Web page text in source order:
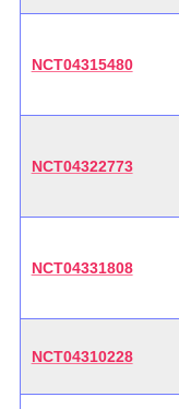
NCT04315480
NCT04322773
NCT04331808
NCT04310228